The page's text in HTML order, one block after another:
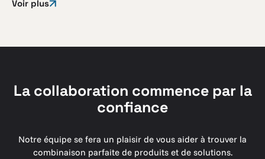
Voir plus
La collaboration commence par la
confiance
Notre équipe se fera un plaisir de vous aider à trouver la
combinaison parfaite de produits et de solutions.